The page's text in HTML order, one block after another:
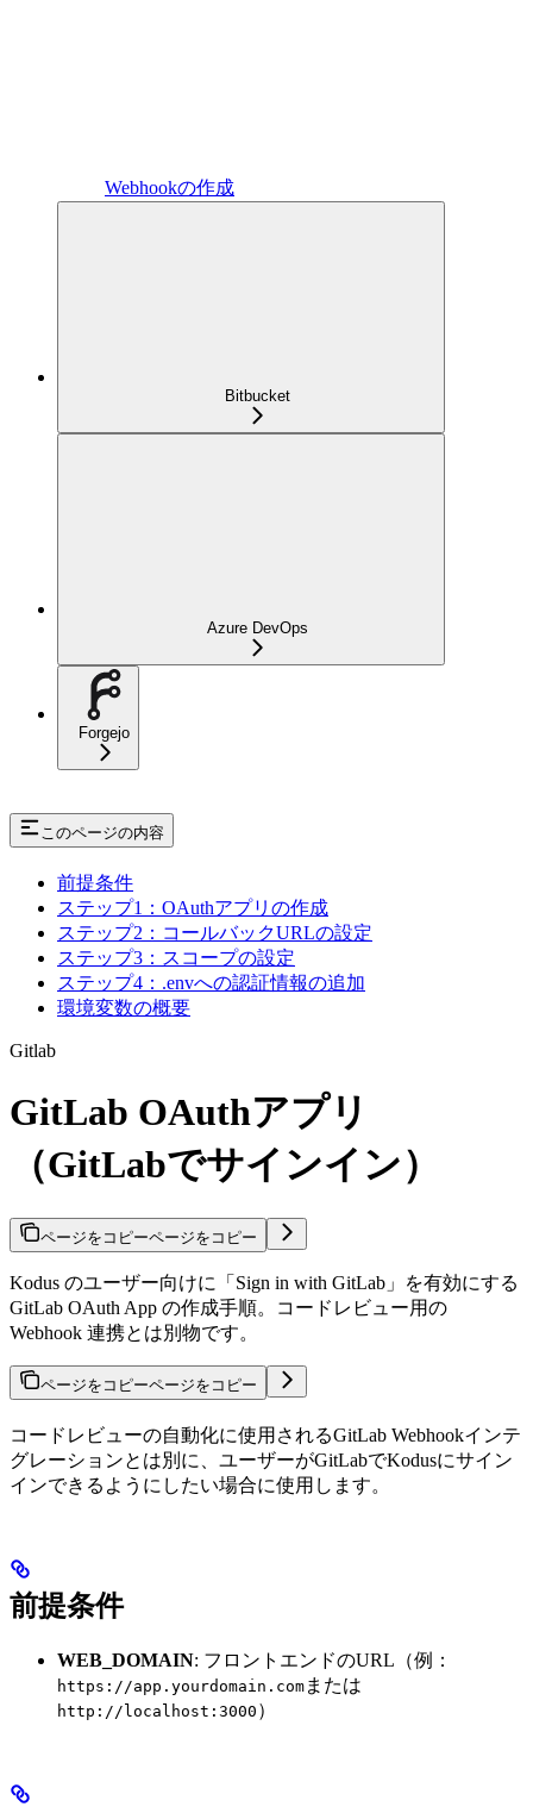
Webhookの作成
Bitbucket
Azure DevOps
Forgejo
このページの内容
前提条件
ステップ1：OAuthアプリの作成
ステップ2：コールバックURLの設定
ステップ3：スコープの設定
ステップ4：.envへの認証情報の追加
環境変数の概要
Gitlab
GitLab OAuthアプリ
（GitLabでサインイン）
ページをコピーページをコピー
Kodus のユーザー向けに「Sign in with GitLab」を有効にする
GitLab OAuth App の作成手順。コードレビュー用の
Webhook 連携とは別物です。
ページをコピーページをコピー
コードレビューの自動化に使用されるGitLab Webhookインテ
グレーションとは別に、ユーザーがGitLabでKodusにサイン
インできるようにしたい場合に使用します。
前提条件
WEB_DOMAIN: フロントエンドのURL（例：
https://app.yourdomain.com または
http://localhost:3000 ）